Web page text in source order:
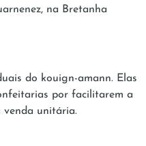
na Bretanha
do kouign-amann. Elas
por facilitarem a
venda unitária.